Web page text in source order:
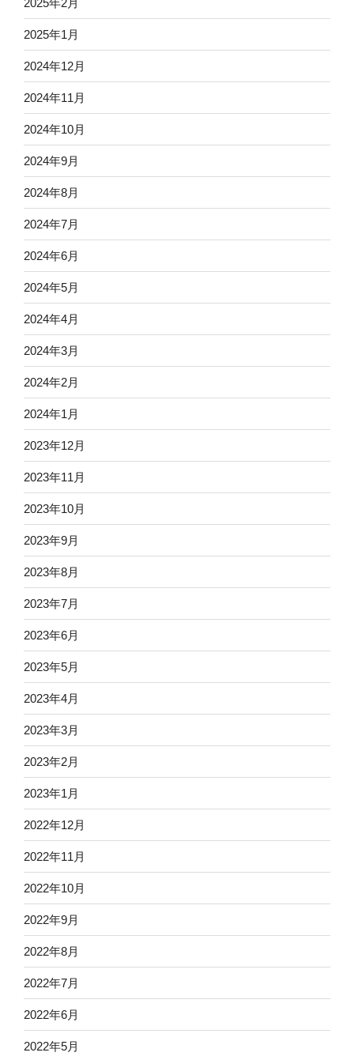
2025年1月
2024年12月
2024年11月
2024年10月
2024年9月
2024年8月
2024年7月
2024年6月
2024年5月
2024年4月
2024年3月
2024年2月
2024年1月
2023年12月
2023年11月
2023年10月
2023年9月
2023年8月
2023年7月
2023年6月
2023年5月
2023年4月
2023年3月
2023年2月
2023年1月
2022年12月
2022年11月
2022年10月
2022年9月
2022年8月
2022年7月
2022年6月
2022年5月